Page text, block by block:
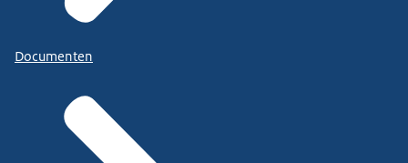
Documenten